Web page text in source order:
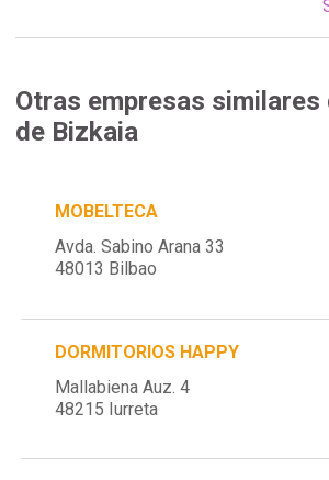
Otras empresas similares
de Bizkaia
MOBELTECA
Avda. Sabino Arana 33
48013 Bilbao
DORMITORIOS HAPPY
Mallabiena Auz. 4
48215 Iurreta